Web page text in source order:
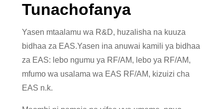
Tunachofanya
Yasen mtaalamu wa R&D, huzalisha na kuuza
bidhaa za EAS.Yasen ina anuwai kamili ya bidhaa
za EAS: lebo ngumu ya RF/AM, lebo ya RF/AM,
mfumo wa usalama wa EAS RF/AM, kizuizi cha
EAS n.k.